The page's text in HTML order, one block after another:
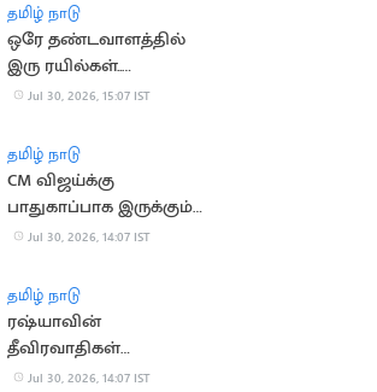
தமிழ் நாடு
ஒரே தண்டவாளத்தில்
இரு ரயில்கள்..
சென்னை எழும்பூரில்
Jul 30, 2026, 15:07 IST
தமிழ் நாடு
CM விஜய்க்கு
பாதுகாப்பாக இருக்கும்
காவலர்கள் 11 பேருக்கு
Jul 30, 2026, 14:07 IST
தமிழ் நாடு
ரஷ்யாவின்
தீவிரவாதிகள்
பட்டியலில் டெலிகிராம்
Jul 30, 2026, 14:07 IST